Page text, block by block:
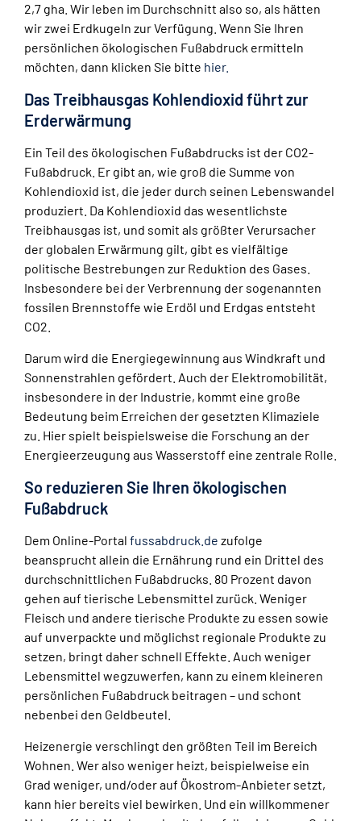
2,7 gha. Wir leben im Durchschnitt also so, als hätten
wir zwei Erdkugeln zur Verfügung. Wenn Sie Ihren
persönlichen ökologischen Fußabdruck ermitteln
möchten, dann klicken Sie bitte hier.
Das Treibhausgas Kohlendioxid führt zur
Erderwärmung
Ein Teil des ökologischen Fußabdrucks ist der CO2-
Fußabdruck. Er gibt an, wie groß die Summe von
Kohlendioxid ist, die jeder durch seinen Lebenswandel
produziert. Da Kohlendioxid das wesentlichste
Treibhausgas ist, und somit als größter Verursacher
der globalen Erwärmung gilt, gibt es vielfältige
politische Bestrebungen zur Reduktion des Gases.
Insbesondere bei der Verbrennung der sogenannten
fossilen Brennstoffe wie Erdöl und Erdgas entsteht
CO2.
Darum wird die Energiegewinnung aus Windkraft und
Sonnenstrahlen gefördert. Auch der Elektromobilität,
insbesondere in der Industrie, kommt eine große
Bedeutung beim Erreichen der gesetzten Klimaziele
zu. Hier spielt beispielsweise die Forschung an der
Energieerzeugung aus Wasserstoff eine zentrale Rolle.
So reduzieren Sie Ihren ökologischen
Fußabdruck
Dem Online-Portal fussabdruck.de zufolge
beansprucht allein die Ernährung rund ein Drittel des
durchschnittlichen Fußabdrucks. 80 Prozent davon
gehen auf tierische Lebensmittel zurück. Weniger
Fleisch und andere tierische Produkte zu essen sowie
auf unverpackte und möglichst regionale Produkte zu
setzen, bringt daher schnell Effekte. Auch weniger
Lebensmittel wegzuwerfen, kann zu einem kleineren
persönlichen Fußabdruck beitragen – und schont
nebenbei den Geldbeutel.
Heizenergie verschlingt den größten Teil im Bereich
Wohnen. Wer also weniger heizt, beispielweise ein
Grad weniger, und/oder auf Ökostrom-Anbieter setzt,
kann hier bereits viel bewirken. Und ein willkommener